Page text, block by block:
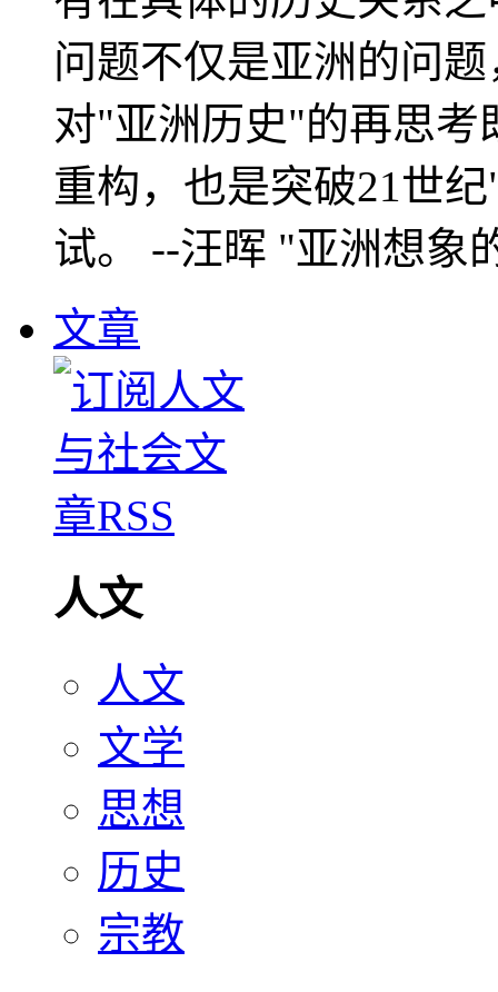
问题不仅是亚洲的问
对"亚洲历史"的再思考
重构，也是突破21世
试。 --汪晖 "亚洲想象
文章
人文
人文
文学
思想
历史
宗教